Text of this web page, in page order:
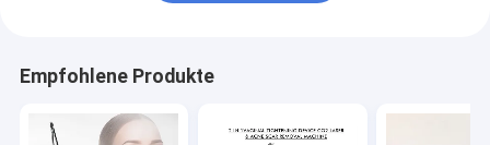
Empfohlene Produkte